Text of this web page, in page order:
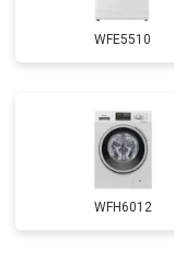
WFE5510
WFH6012